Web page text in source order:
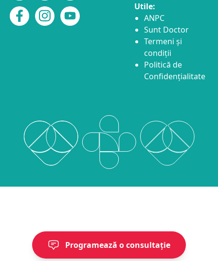
Programează o consultație
Utile:
ANPC
Sunt Doctor
Termeni și
condiții
Politică de
Confidențialitate